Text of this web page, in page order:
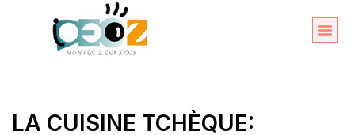
LA CUISINE TCHÈQUE: